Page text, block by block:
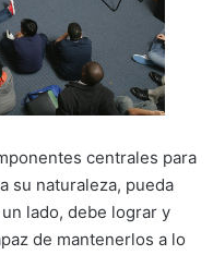
centrales para
su naturaleza, pueda
lado, debe lograr y
de mantenerlos a lo